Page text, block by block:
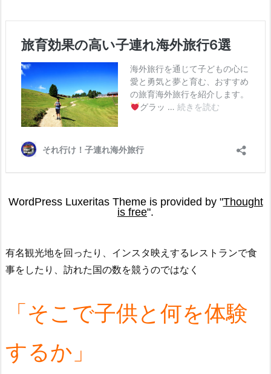
有名観光地を回ったり、インスタ映えするレストランで食
事をしたり、訪れた国の数を競うのではなく
「そこで子供と何を体験
するか」